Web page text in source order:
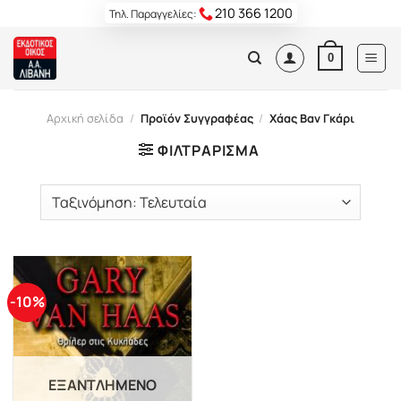
content
Τηλ. Παραγγελίες: 210 366 1200
0
Αρχική σελίδα / Προϊόν Συγγραφέας / Χάας Βαν Γκάρι
ΦΙΛΤΡΆΡΙΣΜΑ
-10%
ΕΞΑΝΤΛΗΜΈΝΟ